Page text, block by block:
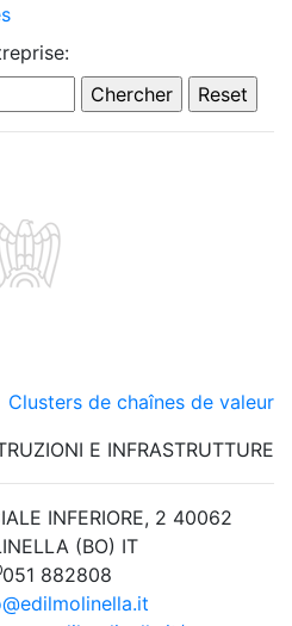
Clusters de chaînes de valeur
E INFRASTRUTTURE
INFERIORE, 2 40062
(BO) IT
051 882808